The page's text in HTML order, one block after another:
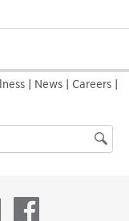
News Careers